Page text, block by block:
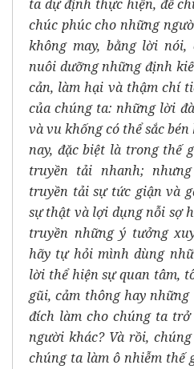
ta dự định thực hiện, để
chúc phúc cho những
không may, bằng lời
nuôi dưỡng những định
cản, làm hại và thậm chí
của chúng ta: những lời
và vu khống có thể sắc
nay, đặc biệt là trong thế
truyền tải nhanh;
truyền tải sự tức giận và
sự thật và lợi dụng nỗi sợ
truyền những ý tưởng
hãy tự hỏi mình dùng
lời thể hiện sự quan tâm,
gũi, cảm thông hay
đích làm cho chúng ta
người khác? Và rồi,
chúng ta làm ô nhiễm thế